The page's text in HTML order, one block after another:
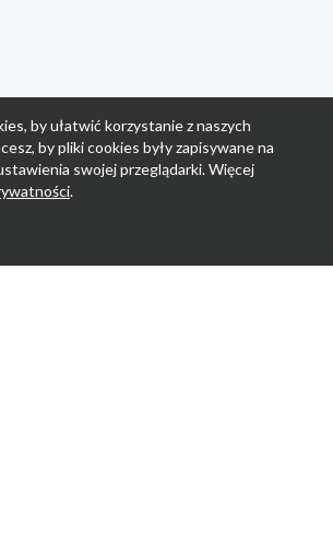
by ułatwić korzystanie z naszych
by pliki cookies były zapisywane na
swojej przeglądarki. Więcej
.